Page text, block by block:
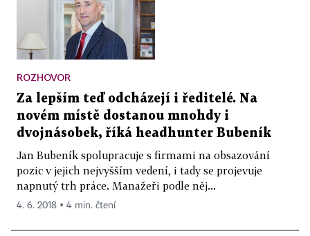
ROZHOVOR
Za lepším teď odcházejí i ředitelé. Na
novém místě dostanou mnohdy i
dvojnásobek, říká headhunter Bubeník
Jan Bubeník spolupracuje s firmami na obsazování
pozic v jejich nejvyšším vedení, i tady se projevuje
napnutý trh práce. Manažeři podle něj...
4. 6. 2018 ▪ 4 min. čtení